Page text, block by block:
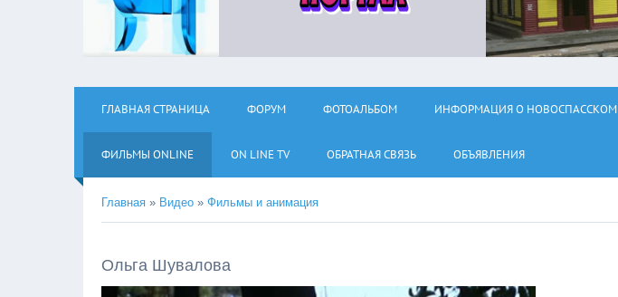
ГЛАВНАЯ СТРАНИЦА ФОРУМ ФОТОАЛЬБОМ ИНФОРМАЦИЯ О НОВОСПАССКОМ
ФИЛЬМЫ ОNLINE ON LINE TV ОБРАТНАЯ СВЯЗЬ ОБЪЯВЛЕНИЯ
Главная » Видео » Фильмы и анимация
Ольга Шувалова